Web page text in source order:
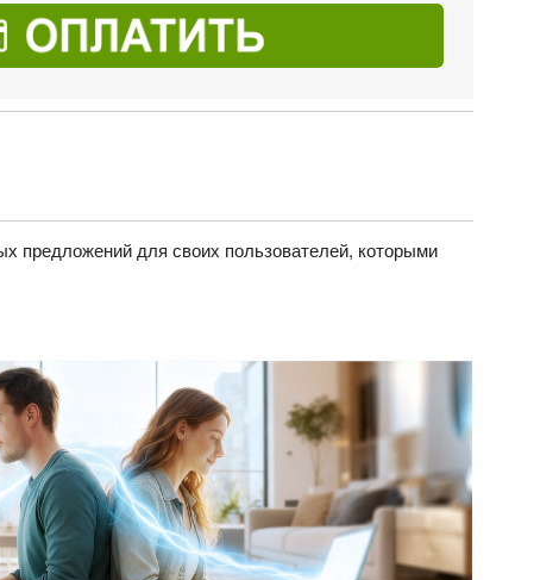
предложений для своих пользователей, которыми